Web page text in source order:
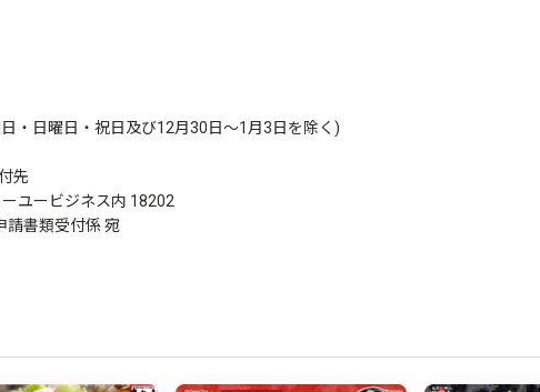
日曜日・祝日及び12月30日～1月3日を除く)
先
ユービジネス内 18202
請書類受付係 宛